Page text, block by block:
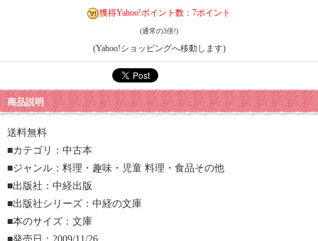
獲得Yahoo!ポイント数：7ポイント
(通常の3倍!)
(Yahoo!ショッピングへ移動します)
商品説明
送料無料
■カテゴリ：中古本
■ジャンル：料理・趣味・児童 料理・食品その他
■出版社：中経出版
■出版社シリーズ：中経の文庫
■本のサイズ：文庫